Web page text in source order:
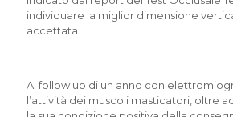
individuare la miglior dimensione
accettata.
Al follow up di un anno con
l’attività dei muscoli masticatori, oltre